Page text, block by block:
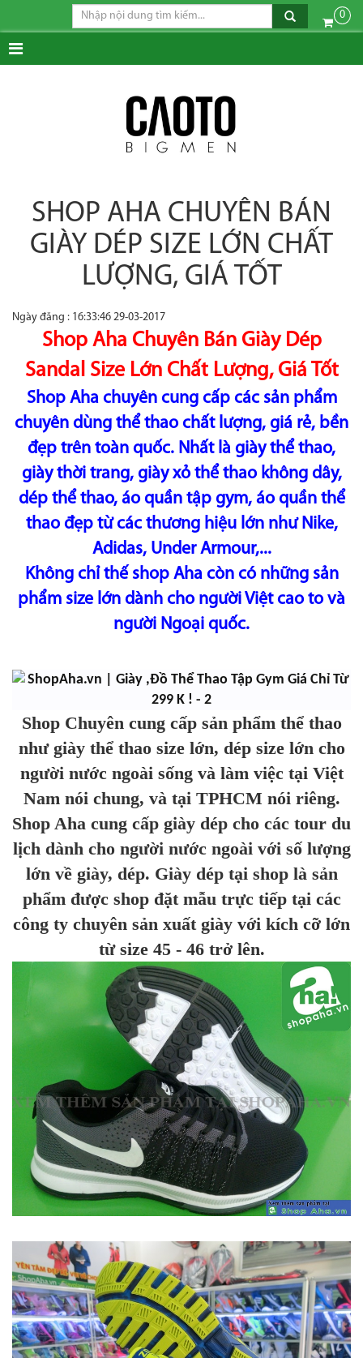
0
SHOP AHA CHUYÊN BÁN
GIÀY DÉP SIZE LỚN CHẤT
LƯỢNG, GIÁ TỐT
Ngày đăng : 16:33:46 29-03-2017
Shop Aha Chuyên Bán Giày Dép
Sandal Size Lớn Chất Lượng, Giá Tốt
Shop Aha chuyên cung cấp các sản phẩm
chuyên dùng thể thao chất lượng, giá rẻ, bền
đẹp trên toàn quốc. Nhất là giày thể thao,
giày thời trang, giày xỏ thể thao không dây,
dép thể thao, áo quần tập gym, áo quần thể
thao đẹp từ các thương hiệu lớn như Nike,
Adidas, Under Armour,...
Không chỉ thế shop Aha còn có những sản
phẩm size lớn dành cho người Việt cao to và
người Ngoại quốc.
Shop Chuyên cung cấp sản phẩm thể thao
như giày thể thao size lớn, dép size lớn cho
người nước ngoài sống và làm việc tại Việt
Nam nói chung, và tại TPHCM nói riêng.
Shop Aha cung cấp giày dép cho các tour du
lịch dành cho người nước ngoài với số lượng
lớn về giày, dép. Giày dép tại shop là sản
phẩm được shop đặt mẫu trực tiếp tại các
công ty chuyên sản xuất giày với kích cỡ lớn
từ size 45 - 46 trở lên.